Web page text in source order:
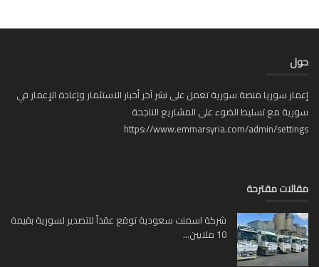
سوريا منصة سورية تعمل على نشر آخر أخبار الاستثمار وإعادة الإعمار في
مع تسليط الضوء على المشاريع الناجحة
https://www.emmarsyria.com/admin/
مقترحة
شركة اسمنت سعودية توقع عقداً للتصدير لسورية بقيمة
10 ملايين...